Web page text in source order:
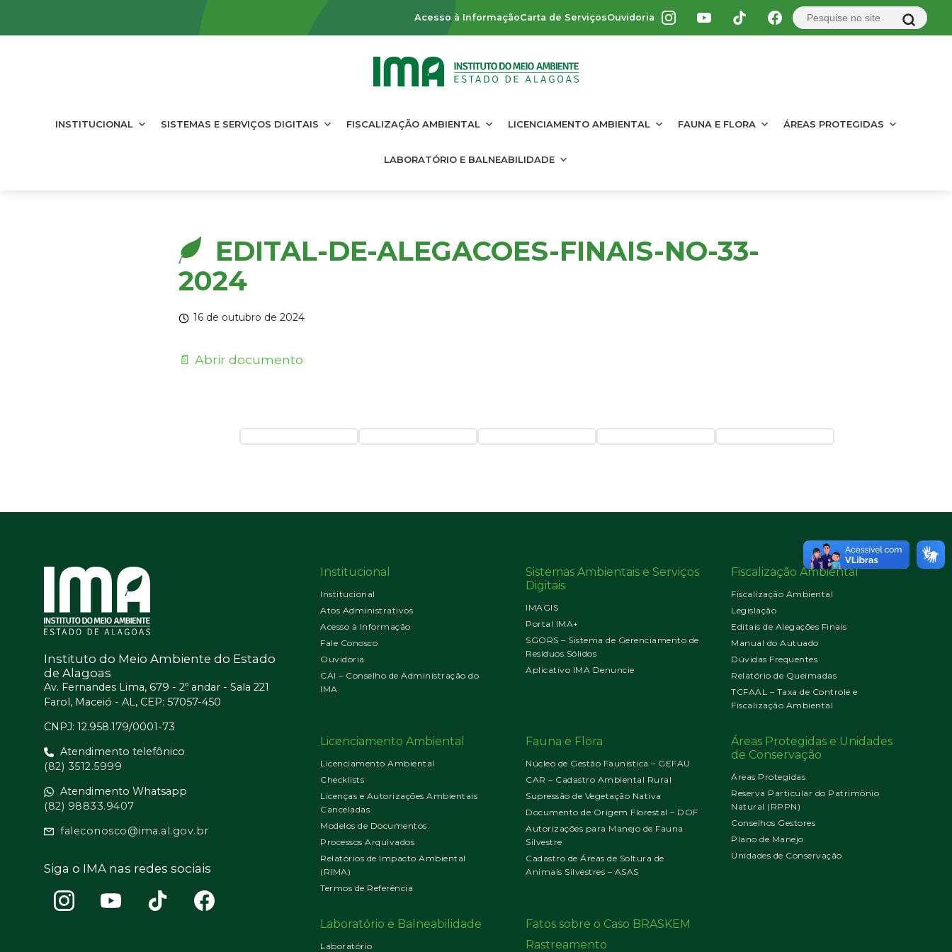
Acesso à InformaçãoCarta de ServiçosOuvidoria
INSTITUCIONAL SISTEMAS E SERVIÇOS DIGITAIS FISCALIZAÇÃO AMBIENTAL LICENCIAMENTO AMBIENTAL FAUNA E FLORA ÁREAS PROTEGIDAS
LABORATÓRIO E BALNEABILIDADE
EDITAL-DE-ALEGACOES-FINAIS-NO-33-
2024
16 de outubro de 2024
📄 Abrir documento
Instituto do Meio Ambiente do Estado
de Alagoas
Av. Fernandes Lima, 679 - 2º andar - Sala 221
Farol, Maceió - AL, CEP: 57057-450
CNPJ: 12.958.179/0001-73
Atendimento telefônico
(82) 3512.5999
Atendimento Whatsapp
(82) 98833.9407
faleconosco@ima.al.gov.br
Siga o IMA nas redes sociais
Institucional
Institucional
Atos Administrativos
Acesso à Informação
Fale Conosco
Ouvidoria
CAI – Conselho de Administração do
IMA
Sistemas Ambientais e Serviços
Digitais
IMAGIS
Portal IMA+
SGORS – Sistema de Gerenciamento de
Resíduos Sólidos
Aplicativo IMA Denuncie
Fiscalização Ambiental
Fiscalização Ambiental
Legislação
Editais de Alegações Finais
Manual do Autuado
Dúvidas Frequentes
Relatório de Queimadas
TCFAAL – Taxa de Controle e
Fiscalização Ambiental
Licenciamento Ambiental
Licenciamento Ambiental
Checklists
Licenças e Autorizações Ambientais
Canceladas
Modelos de Documentos
Processos Arquivados
Relatórios de Impacto Ambiental
(RIMA)
Termos de Referência
Fauna e Flora
Núcleo de Gestão Faunística – GEFAU
CAR – Cadastro Ambiental Rural
Supressão de Vegetação Nativa
Documento de Origem Florestal – DOF
Autorizações para Manejo de Fauna
Silvestre
Cadastro de Áreas de Soltura de
Animais Silvestres – ASAS
Áreas Protegidas e Unidades
de Conservação
Áreas Protegidas
Reserva Particular do Patrimônio
Natural (RPPN)
Conselhos Gestores
Plano de Manejo
Unidades de Conservação
Laboratório e Balneabilidade
Laboratório
Fatos sobre o Caso BRASKEM
Rastreamento